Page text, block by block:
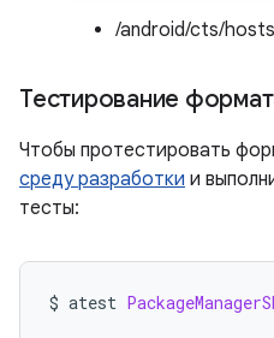
/android/cts/
Тестирование
Чтобы протестировать
среду разработки и
тесты:
$ atest